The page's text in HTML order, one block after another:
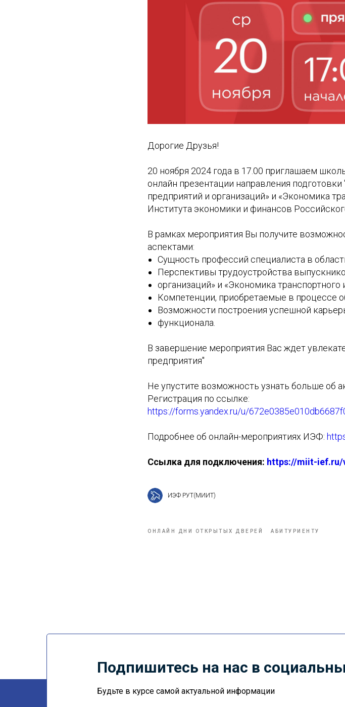
Дорогие Друзья!
20 ноября 2024 года в 17.00 приглашаем
онлайн презентации направления
предприятий и организаций» и «Экономика
Института экономики и финансов
В рамках мероприятия Вы получите
аспектами:
Сущность профессий специалиста в
Перспективы трудоустройства
организаций» и «Экономика транспортного
Компетенции, приобретаемые в процессе
Возможности построения успешной
функционала.
В завершение мероприятия Вас ждет
предприятия"
Не упустите возможность узнать больше об
Регистрация по ссылке:
https://forms.yandex.ru/u/
Подробнее об онлайн-мероприятиях ИЭФ:
Ссылка для подключения: https://miit-ief.ru/
ИЭФ РУТ(МИИТ)
ОНЛАЙН ДНИ ОТКРЫТЫХ ДВЕРЕЙ АБИТУРИЕНТУ
Подпишитесь на нас в
Будьте в курсе самой актуальной информации